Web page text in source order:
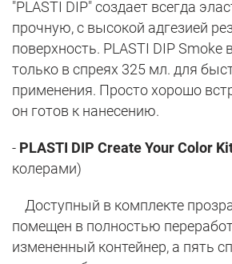
"PLASTI DIP" создает всегда
прочную, с высокой адгезией
поверхность. PLASTI DIP Smoke
только в спреях 325 мл. для
применения. Просто хорошо
он готов к нанесению.
- PLASTI DIP Create Your Color
колерами)
Доступный в комплекте
помещен в полностью
измененный контейнер, а пять